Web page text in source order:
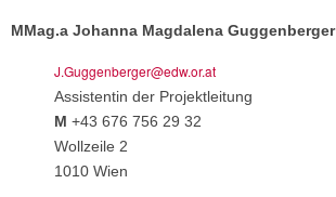
MMag.a Johanna Magdalena Guggenberger
J.Guggenberger@edw.or.at
Assistentin der Projektleitung
M +43 676 756 29 32
Wollzeile 2
1010 Wien